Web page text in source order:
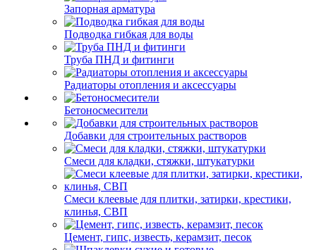
Запорная арматура
Подводка гибкая для воды
Труба ПНД и фитинги
Радиаторы отопления и аксессуары
Бетоносмесители
Добавки для строительных растворов
Смеси для кладки, стяжки, штукатурки
Смеси клеевые для плитки, затирки, крестики,
клинья, СВП
Цемент, гипс, известь, керамзит, песок